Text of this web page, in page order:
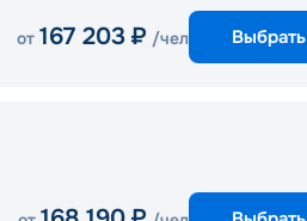
от 167 203 ₽ /чел Выбрать